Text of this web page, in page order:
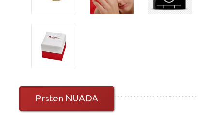
Prsten NUADA